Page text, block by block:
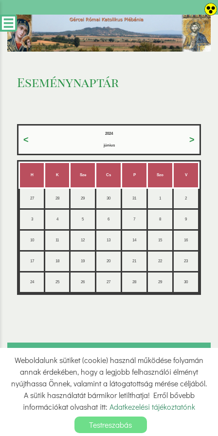
<
2024
június
>
H K Sze Cs P Szo V
27 28 29 30 31 1 2
3 4 5 6 7 8 9
10 11 12 13 14 15 16
17 18 19 20 21 22 23
24 25 26 27 28 29 30
Eseménynaptár
© 2026 - Minden jog fenntartva
Oldal információk
Adatkezelési tájékoztató
Impresszum
Sütik kezelése
Akadálymentesítési nyilatkozat
Testreszabás
Weboldalunk sütiket (cookie) használ működése folyamán
annak érdekében, hogy a legjobb felhasználói élményt
nyújthassa Önnek, valamint a látogatottság mérése céljából.
A sütik használatát bármikor letilthatja! Erről bővebb
információkat olvashat itt: Adatkezelési tájékoztatónk